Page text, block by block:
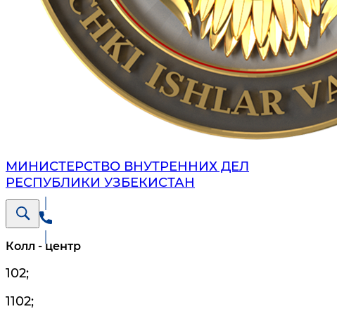
МИНИСТЕРСТВО ВНУТРЕННИХ ДЕЛ
РЕСПУБЛИКИ УЗБЕКИСТАН
Колл - центр
102;
1102;